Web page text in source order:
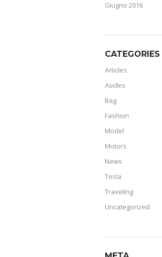
Giugno 2016
CATEGORIES
Articles
Asides
Bag
Fashion
Model
Motors
News
Tesla
Traveling
Uncategorized